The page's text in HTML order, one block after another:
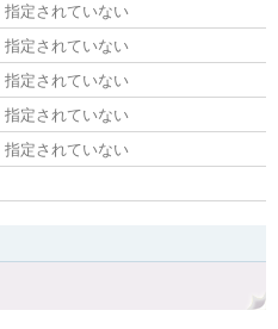
指定されていない
指定されていない
指定されていない
指定されていない
指定されていない